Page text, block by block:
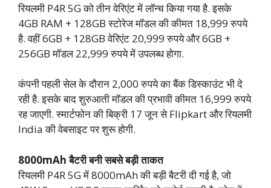
रियलमी P4R 5G को तीन वेरिएंट में लॉन्च किया गया है. इसके
4GB RAM + 128GB स्टोरेज मॉडल की कीमत 18,999 रुपये
है. वहीं 6GB + 128GB वेरिएंट 20,999 रुपये और 6GB +
256GB मॉडल 22,999 रुपये में उपलब्ध होगा.
कंपनी पहली सेल के दौरान 2,000 रुपये का बैंक डिस्काउंट भी दे
रही है. इसके बाद शुरुआती मॉडल की प्रभावी कीमत 16,999 रुपये
रह जाएगी. स्मार्टफोन की बिक्री 17 जून से Flipkart और रियलमी
India की वेबसाइट पर शुरू होगी.
8000mAh बैटरी बनी सबसे बड़ी ताकत
रियलमी P4R 5G में 8000mAh की बड़ी बैटरी दी गई है, जो